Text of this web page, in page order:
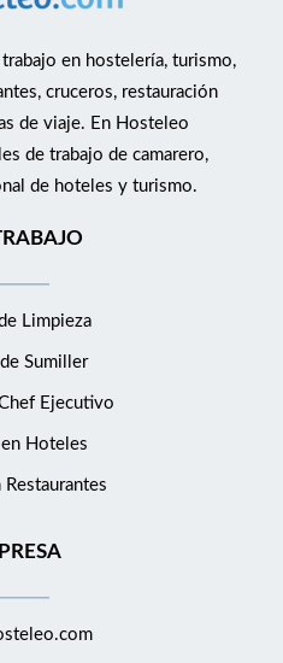
en hostelería, turismo,
cruceros, restauración
de viaje. En Hosteleo
de trabajo de camarero,
de hoteles y turismo.
Limpieza
de Sumiller
Chef Ejecutivo
en Hoteles
Restaurantes